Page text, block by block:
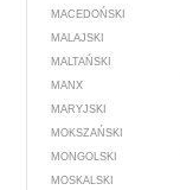
MACEDOŃSKI
MALAJSKI
MALTAŃSKI
MANX
MARYJSKI
MOKSZAŃSKI
MONGOLSKI
MOSKALSKI